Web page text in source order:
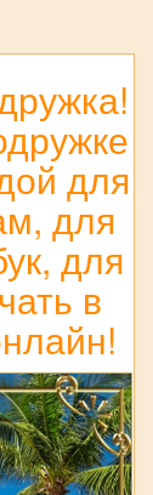
для
для
для
в